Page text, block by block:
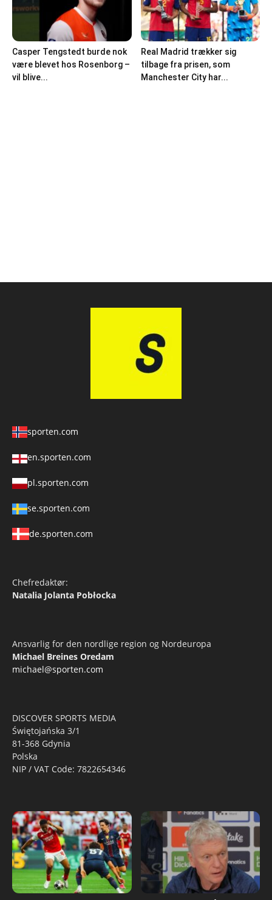
Casper Tengstedt burde nok
være blevet hos Rosenborg –
vil blive...
Real Madrid trækker sig
tilbage fra prisen, som
Manchester City har...
sporten.com
en.sporten.com
pl.sporten.com
se.sporten.com
de.sporten.com
Chefredaktør:
Natalia Jolanta Pobłocka
Ansvarlig for den nordlige region og Nordeuropa
Michael Breines Oredam
michael@sporten.com
DISCOVER SPORTS MEDIA
Świętojańska 3/1
81-368 Gdynia
Polska
NIP / VAT Code: 7822654346